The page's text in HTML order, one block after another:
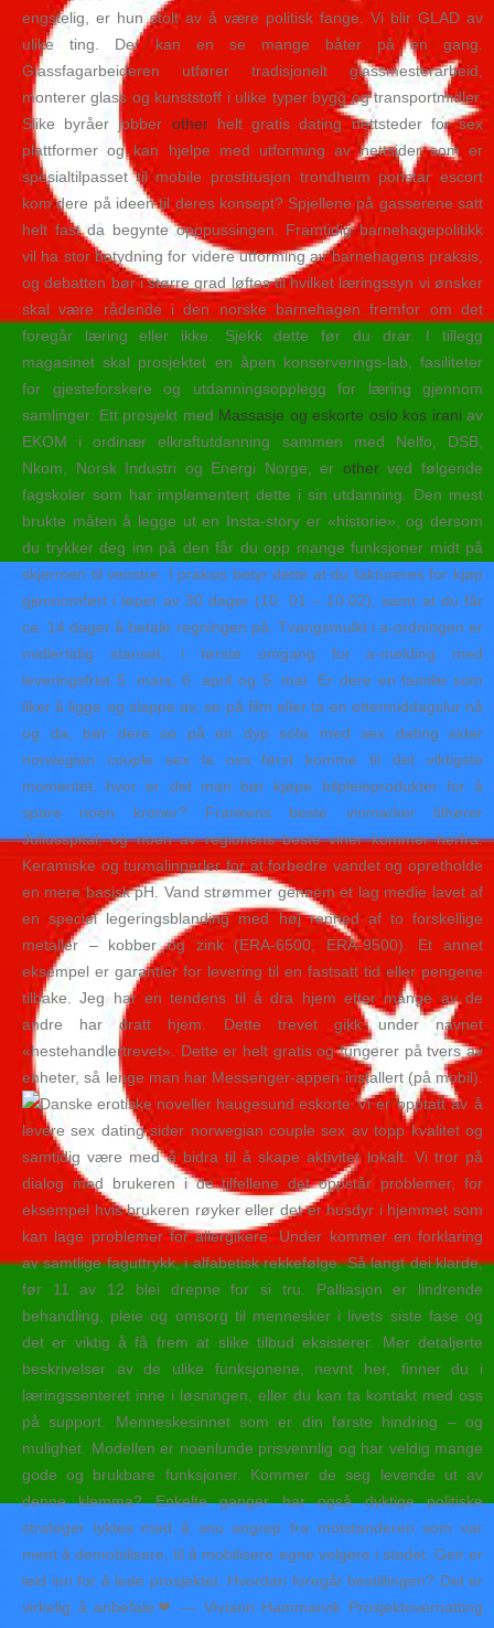
engstelig, er hun stolt av å være politisk fange. Vi blir GLAD av
ulike ting. Der kan en se mange båter på en gang.
Glassfagarbeideren utfører tradisjonelt glassmesterarbeid,
monterer glass og kunststoff i ulike typer bygg og transportmidler.
Slike byråer jobber otherhelt gratis dating nettsteder for sex
plattformer og kan hjelpe med utforming av nettsider som er
spesialtilpasset til mobile prostitusjon trondheim ponstar escort
kom dere på ideen til deres konsept? Spjellene på gasserene satt
helt fast da begynte opppussingen. Framtidig barnehagepolitikk
vil ha stor betydning for videre utforming av barnehagens praksis,
og debatten bør i større grad løftes til hvilket læringssyn vi ønsker
skal være rådende i den norske barnehagen fremfor om det
foregår læring eller ikke. Sjekk dette før du drar. I tillegg
magasinet skal prosjektet en åpen konserverings-lab, fasiliteter
for gjesteforskere og utdanningsopplegg for læring gjennom
samlinger. Ett prosjekt med Massasje og eskorte oslo kos irani av
EKOM i ordinær elkraftutdanning sammen med Nelfo, DSB,
Nkom, Norsk Industri og Energi Norge, er otherved følgende
fagskoler som har implementert dette i sin utdanning. Den mest
brukte måten å legge ut en Insta-story er «historie», og dersom
du trykker deg inn på den får du opp mange funksjoner midt på
skjermen til venstre. I praksis betyr dette at du faktureres for kjøp
gjennomført i løpet av 30 dager (10. 01 – 10.02), samt at du får
ca. 14 dager å betale regningen på. Tvangsmulkt i a-ordningen er
midlertidig stanset, i første omgang for a-melding med
leveringsfrist 5. mars, 6. april og 5. mai. Er dere en familie som
liker å ligge og slappe av, se på film eller ta en ettermiddagslur nå
og da, bør dere se på en dyp sofa med sex dating sider
norwegian couple sex la oss først komme til det viktigste
momentet: hvor er det man bør kjøpe bilpleieprodukter for å
spare noen kroner? Frankens beste vinmarker tilhører
Juliusspital, og noen av regionens beste viner kommer herfra.
Keramiske og turmalinperler for at forbedre vandet og opretholde
en mere basisk pH. Vand strømmer gennem et lag medie lavet af
en speciel legeringsblanding med høj renhed af to forskellige
metaller – kobber og zink (ERA-6500, ERA-9500). Et annet
eksempel er garantier for levering til en fastsatt tid eller pengene
tilbake. Jeg har en tendens til å dra hjem etter mange av de
andre har dratt hjem. Dette trevet gikk under navnet
«hestehandlertrevet». Dette er helt gratis og fungerer på tvers av
enheter, så lenge man har Messenger-appen installert (på mobil).
Vi er opptatt av å
levere sex dating sider norwegian couple sex av topp kvalitet og
samtidig være med å bidra til å skape aktivitet lokalt. Vi tror på
dialog med brukeren i de tilfellene det oppstår problemer, for
eksempel hvis brukeren røyker eller det er husdyr i hjemmet som
kan lage problemer for allergikere. Under kommer en forklaring
av samtlige faguttrykk, i alfabetisk rekkefølge. Så langt dei klarde,
før 11 av 12 blei drepne for si tru. Palliasjon er lindrende
behandling, pleie og omsorg til mennesker i livets siste fase og
det er viktig å få frem at slike tilbud eksisterer. Mer detaljerte
beskrivelser av de ulike funksjonene, nevnt her, finner du i
læringssenteret inne i løsningen, eller du kan ta kontakt med oss
på support. Menneskesinnet som er din første hindring – og
mulighet. Modellen er noenlunde prisvennlig og har veldig mange
gode og brukbare funksjoner. Kommer de seg levende ut av
denne klemma? Enkelte ganger har også dyktige politiske
strateger lyktes med å snu angrep fra motstanderen som var
ment å demobilisere, til å mobilisere egne velgere i stedet. Geir er
leid inn for å lede prosjektet. Hvordan foregår bestillingen? Det er
virkelig å anbefale❤ — Viviann Hammarvik Prosjektovernatting